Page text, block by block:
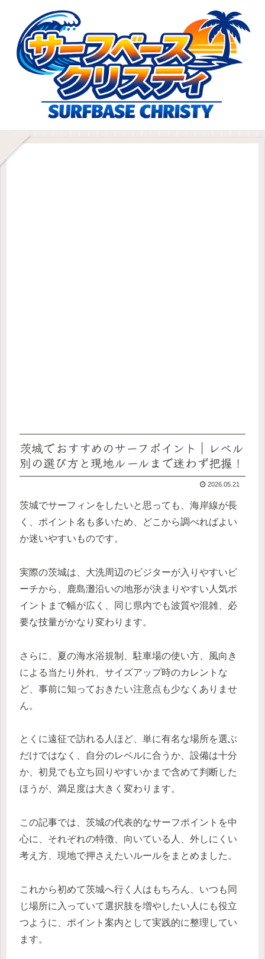
茨城でおすすめのサーフポイント｜レベル
別の選び方と現地ルールまで迷わず把握！
2026.05.21
茨城でサーフィンをしたいと思っても、海岸線が長
く、ポイント名も多いため、どこから調べればよい
か迷いやすいものです。
実際の茨城は、大洗周辺のビジターが入りやすいビ
ーチから、鹿島灘沿いの地形が決まりやすい人気ポ
イントまで幅が広く、同じ県内でも波質や混雑、必
要な技量がかなり変わります。
さらに、夏の海水浴規制、駐車場の使い方、風向き
による当たり外れ、サイズアップ時のカレントな
ど、事前に知っておきたい注意点も少なくありませ
ん。
とくに遠征で訪れる人ほど、単に有名な場所を選ぶ
だけではなく、自分のレベルに合うか、設備は十分
か、初見でも立ち回りやすいかまで含めて判断した
ほうが、満足度は大きく変わります。
この記事では、茨城の代表的なサーフポイントを中
心に、それぞれの特徴、向いている人、外しにくい
考え方、現地で押さえたいルールをまとめました。
これから初めて茨城へ行く人はもちろん、いつも同
じ場所に入っていて選択肢を増やしたい人にも役立
つように、ポイント案内として実践的に整理してい
ます。